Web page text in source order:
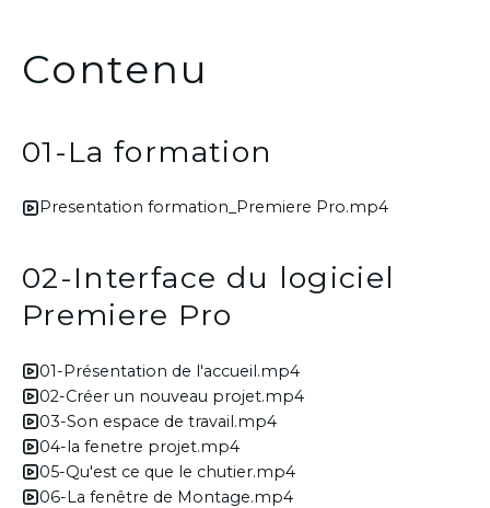
Contenu
01-La formation
Presentation formation_Premiere Pro.mp4
02-Interface du logiciel
Premiere Pro
01-Présentation de l'accueil.mp4
02-Créer un nouveau projet.mp4
03-Son espace de travail.mp4
04-la fenetre projet.mp4
05-Qu'est ce que le chutier.mp4
06-La fenêtre de Montage.mp4